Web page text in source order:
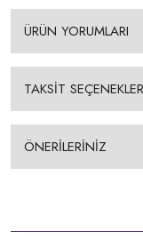
ÜRÜN YORUMLARI
TAKSİT
ÖNERİLERİNİZ